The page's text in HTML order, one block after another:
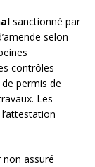
sanctionné par
selon
contrôles
permis de
Les
assuré